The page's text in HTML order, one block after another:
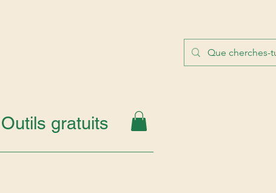
Outils gratuits